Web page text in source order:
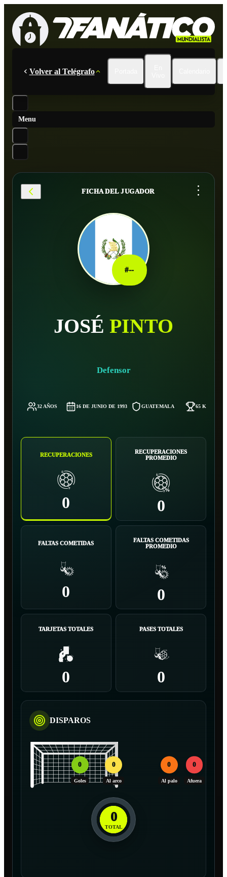
Volver al Telégrafo
Menu
FICHA DEL JUGADOR ...
#--
JOSÉ PINTO
Defensor
32 AÑOS 16 DE JUNIO DE 1993 GUATEMALA 65 KG
RECUPERACIONES
0
RECUPERACIONES
PROMEDIO
0
FALTAS COMETIDAS
0
FALTAS COMETIDAS
PROMEDIO
0
TARJETAS TOTALES
0
PASES TOTALES
0
DISPAROS
0
Goles
0
Al arco
0
Al palo
0
Afuera
0
TOTAL